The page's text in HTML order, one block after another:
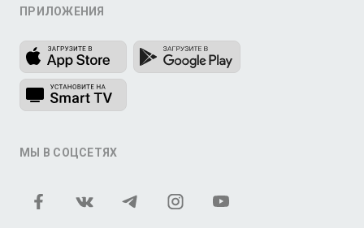
ПРИЛОЖЕНИЯ
МЫ В СОЦСЕТЯХ